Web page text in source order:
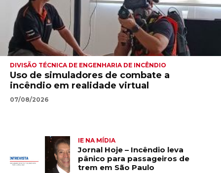
DIVISÃO TÉCNICA DE ENGENHARIA DE INCÊNDIO
Uso de simuladores de combate a
incêndio em realidade virtual
07/08/2026
IE NA MÍDIA
Jornal Hoje – Incêndio leva
pânico para passageiros de
trem em São Paulo